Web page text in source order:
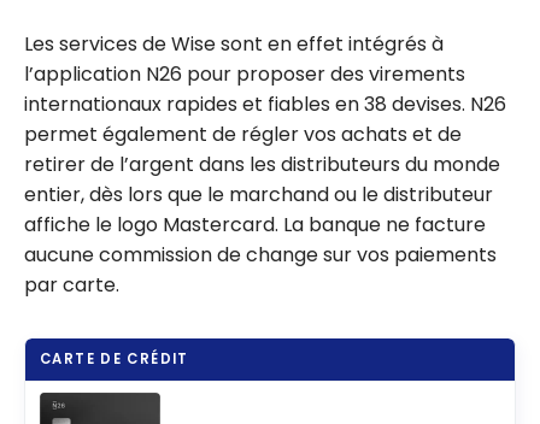
Les services de Wise sont en effet intégrés à
l’application N26 pour proposer des virements
internationaux rapides et fiables en 38 devises. N26
permet également de régler vos achats et de
retirer de l’argent dans les distributeurs du monde
entier, dès lors que le marchand ou le distributeur
affiche le logo Mastercard. La banque ne facture
aucune commission de change sur vos paiements
par carte.
CARTE DE CRÉDIT